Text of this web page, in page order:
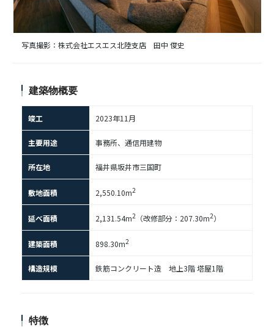
写真撮影：株式会社エスエス北陸支店 田中 俊史
建築物概要
竣工 2023年11月
主要用途 事務所、通信用建物
所在地 福井県坂井市三国町
敷地面積 2,550.10m2
延べ面積 2,131.54m2 （改修部分：207.30m2）
建築面積 898.30m2
構造規模 鉄筋コンクリート造 地上3階 塔屋1階
特徴